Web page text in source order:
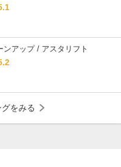
ンアップ / アスタリフト
をみる